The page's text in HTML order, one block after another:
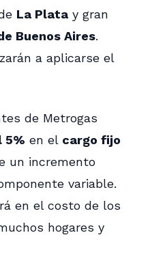
La Plata y gran
Buenos Aires.
a aplicarse el
de Metrogas
5% en el cargo fijo
un incremento
variable.
en el costo de los
hogares y